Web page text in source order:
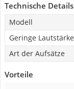
Technische Details
Modell
Geringe Lautstärke
Art der Aufsätze
Vorteile